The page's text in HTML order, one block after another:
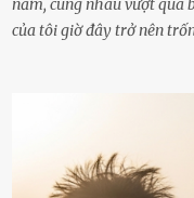
năm, cùng nhau vượt qua
của tôi giờ đây trở nên
rơi vào khoảng trống vô
ngồi lặng lẽ nhớ về cô ấy.
chìm đắm trong đau khổ.
thiết đã đến bên, giúp tôi